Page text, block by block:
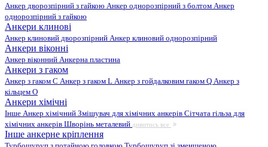
Анкер дворозпірний з гайкою Анкер однорозпірний з болтом Анкер
однорозпірний з гайкою
Анкери клинові
Анкер клиновий дворозпірний Анкер клиновий однорозпірний
Анкери віконні
Анкер віконний Анкерна пластина
Анкери з гаком
Анкер з гаком C Анкер з гаком L Анкер з гойдалковим гаком Q Анкер з
кільцем O
Анкери хімічні
Інше Анкер хімічний Змішувач для хімічних анкерів Сітчата гільза для
хімічних анкерів Шворінь металевий дивитись все
Інше анкерне кріплення